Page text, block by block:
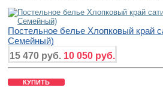
Постельное белье Хлопковый край
Семейный)
15 470 руб. 10 050 руб.
КУПИТЬ